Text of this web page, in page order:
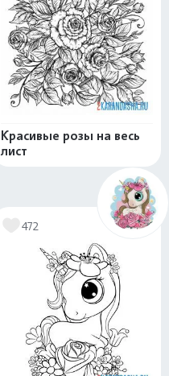
Красивые розы на весь
лист
472